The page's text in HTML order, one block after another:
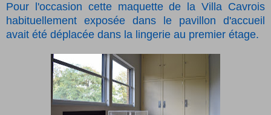
Pour l'occasion cette maquette de la Villa Cavrois
habituellement exposée dans le pavillon d'accueil
avait été déplacée dans la lingerie au premier étage.